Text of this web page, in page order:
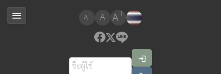
A- A A+